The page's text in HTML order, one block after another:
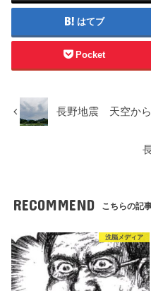
はてブ
Pocket
長野地震 天空から
RECOMMEND こちらの記
洗脳メディア